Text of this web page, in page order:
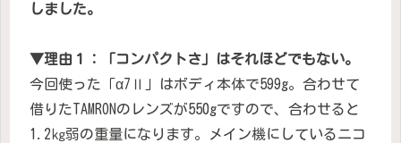
しました。
▼理由１：「コンパクトさ」はそれほどでもない。
今回使った「α7Ⅱ」はボディ本体で599g。合わせて
借りたTAMRONのレンズが550gですので、合わせると
1.2㎏弱の重量になります。メイン機にしているニコ